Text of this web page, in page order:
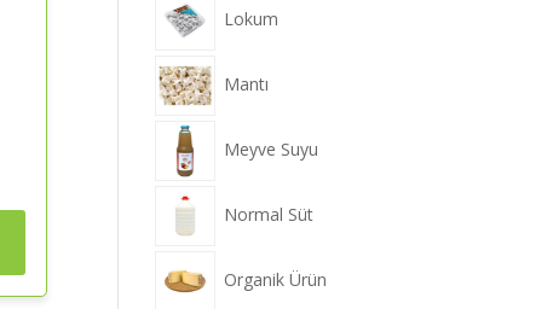
Lokum
Mantı
Meyve Suyu
Normal Süt
Organik Ürün